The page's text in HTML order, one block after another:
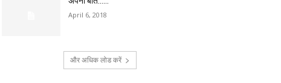
April 6, 2018
और अधिक लोड करें